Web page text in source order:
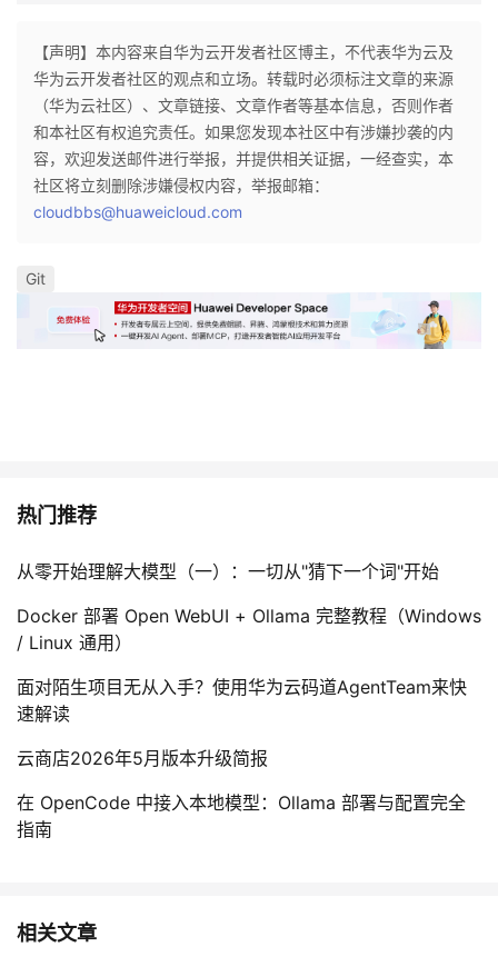
藏
【声明】本内容来自华为云开发者社区博主，不代表华为云及
华为云开发者社区的观点和立场。转载时必须标注文章的来源
（华为云社区）、文章链接、文章作者等基本信息，否则作者
和本社区有权追究责任。如果您发现本社区中有涉嫌抄袭的内
容，欢迎发送邮件进行举报，并提供相关证据，一经查实，本
社区将立刻删除涉嫌侵权内容，举报邮箱：
cloudbbs@huaweicloud.com
Git
热门推荐
从零开始理解大模型（一）：一切从"猜下一个词"开始
Docker 部署 Open WebUI + Ollama 完整教程（Windows
/ Linux 通用）
面对陌生项目无从入手？使用华为云码道AgentTeam来快
速解读
云商店2026年5月版本升级简报
在 OpenCode 中接入本地模型：Ollama 部署与配置完全
指南
相关文章